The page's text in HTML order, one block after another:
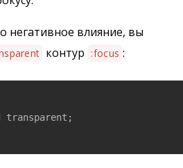
негативное влияние, вы
контур :focus :
transparent;